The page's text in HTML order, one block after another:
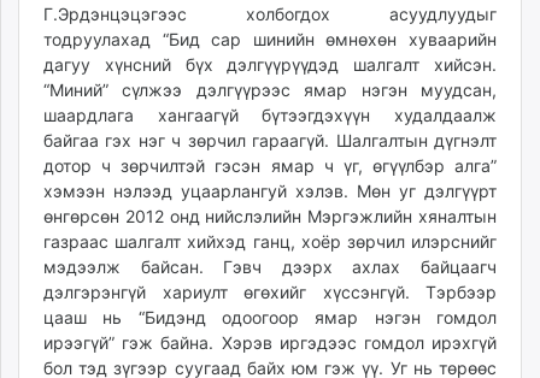
Г.Эрдэнцэцэгээс холбогдох асуудлуудыг
тодруулахад “Бид сар шинийн өмнөхөн хуваарийн
дагуу хүнсний бүх дэлгүүрүүдэд шалгалт хийсэн.
“Миний” сүлжээ дэлгүүрээс ямар нэгэн муудсан,
шаардлага хангаагүй бүтээгдэхүүн худалдаалж
байгаа гэх нэг ч зөрчил гараагүй. Шалгалтын дүгнэлт
дотор ч зөрчилтэй гэсэн ямар ч үг, өгүүлбэр алга”
хэмээн нэлээд уцаарлангуй хэлэв. Мөн уг дэлгүүрт
өнгөрсөн 2012 онд нийслэлийн Мэргэжлийн хяналтын
газраас шалгалт хийхэд ганц, хоёр зөрчил илэрснийг
мэдээлж байсан. Гэвч дээрх ахлах байцаагч
дэлгэрэнгүй хариулт өгөхийг хүссэнгүй. Тэрбээр
цааш нь “Бидэнд одоогоор ямар нэгэн гомдол
ирээгүй” гэж байна. Хэрэв иргэдээс гомдол ирэхгүй
бол тэд зүгээр суугаад байх юм гэж үү. Уг нь төрөөс